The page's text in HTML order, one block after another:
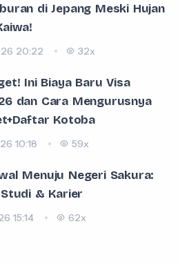
di Jepang Meski Hujan
20:22 32x
Ini Biaya Baru Visa
dan Cara Mengurusnya
Kotoba
10:18 59x
Menuju Negeri Sakura:
& Karier
15:14 62x